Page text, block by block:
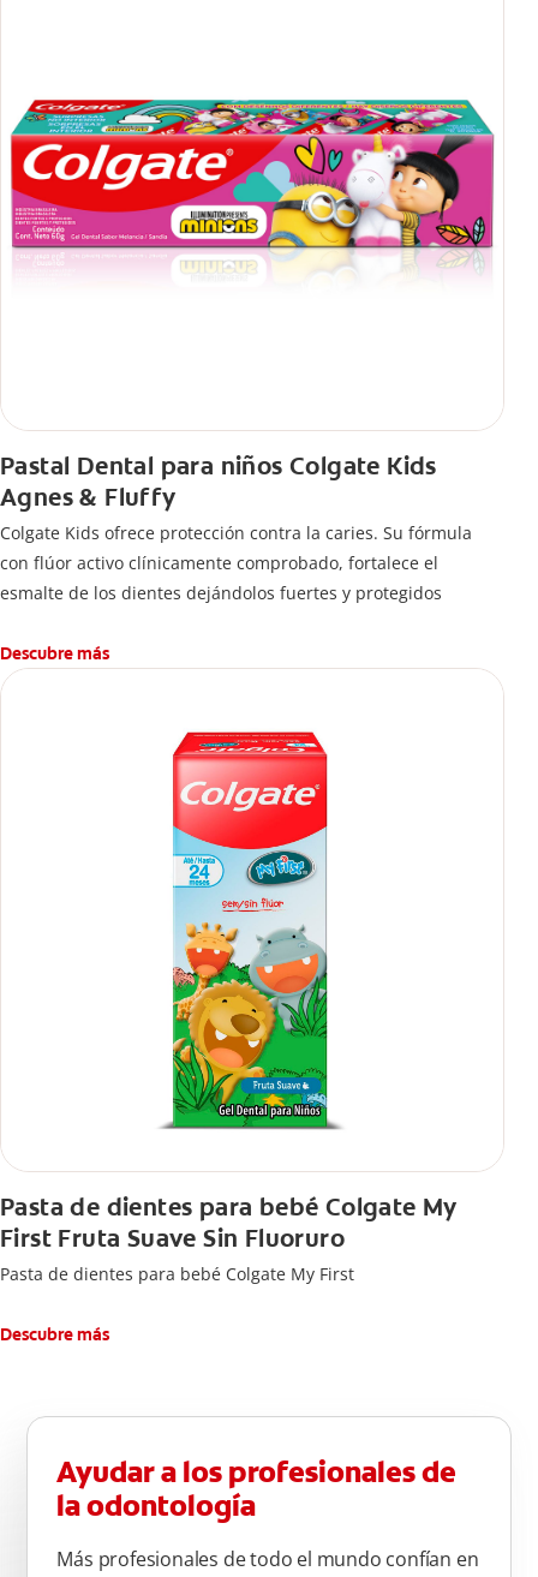
Pastal Dental para niños Colgate Kids
Agnes & Fluffy
Colgate Kids ofrece protección contra la caries. Su fórmula
con flúor activo clínicamente comprobado, fortalece el
esmalte de los dientes dejándolos fuertes y protegidos
Descubre más
Pasta de dientes para bebé Colgate My
First Fruta Suave Sin Fluoruro
Pasta de dientes para bebé Colgate My First
Descubre más
Ayudar a los profesionales de
la odontología
Más profesionales de todo el mundo confían en